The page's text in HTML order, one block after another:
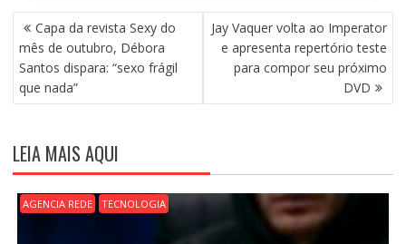
N
A
V
E
G
Ç
Ã
O
D
Capa da revista Sexy do
mês de outubro, Débora
Santos dispara: “sexo frágil
que nada”
Jay Vaquer volta ao Imperator
e apresenta repertório teste
para compor seu próximo
DVD
LEIA MAIS AQUI
AGENCIA REDE TECNOLOGIA